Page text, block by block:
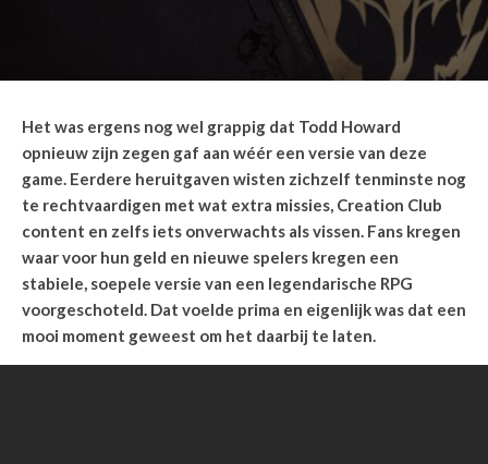
Het was ergens nog wel grappig dat Todd Howard
opnieuw zijn zegen gaf aan wéér een versie van deze
game. Eerdere heruitgaven wisten zichzelf tenminste nog
te rechtvaardigen met wat extra missies, Creation Club
content en zelfs iets onverwachts als vissen. Fans kregen
waar voor hun geld en nieuwe spelers kregen een
stabiele, soepele versie van een legendarische RPG
voorgeschoteld. Dat voelde prima en eigenlijk was dat een
mooi moment geweest om het daarbij te laten.